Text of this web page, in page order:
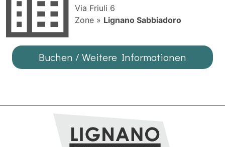
Via Friuli 6
Zone » Lignano Sabbiadoro
Buchen / Weitere Informationen